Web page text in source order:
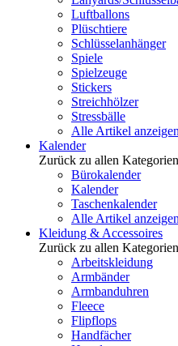
Luftballons
Plüschtiere
Schlüsselanhänger
Spiele
Spielzeuge
Stickers
Streichhölzer
Stressbälle
Alle Artikel anzeigen
Kalender
Zurück zu allen Kategorien
Bürokalender
Kalender
Taschenkalender
Alle Artikel anzeigen
Kleidung & Accessoires
Zurück zu allen Kategorien
Arbeitskleidung
Armbänder
Armbanduhren
Fleece
Flipflops
Handfächer